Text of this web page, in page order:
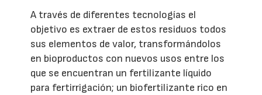
A través de diferentes tecnologías el
objetivo es extraer de estos residuos todos
sus elementos de valor, transformándolos
en bioproductos con nuevos usos entre los
que se encuentran un fertilizante líquido
para fertirrigación; un biofertilizante rico en